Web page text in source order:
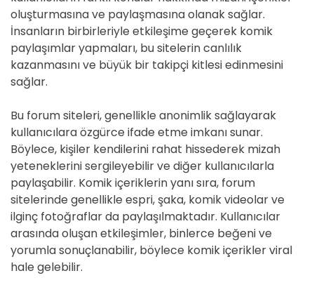
oluşturmasına ve paylaşmasına olanak sağlar.
İnsanların birbirleriyle etkileşime geçerek komik
paylaşımlar yapmaları, bu sitelerin canlılık
kazanmasını ve büyük bir takipçi kitlesi edinmesini
sağlar.
Bu forum siteleri, genellikle anonimlik sağlayarak
kullanıcılara özgürce ifade etme imkanı sunar.
Böylece, kişiler kendilerini rahat hissederek mizah
yeteneklerini sergileyebilir ve diğer kullanıcılarla
paylaşabilir. Komik içeriklerin yanı sıra, forum
sitelerinde genellikle espri, şaka, komik videolar ve
ilginç fotoğraflar da paylaşılmaktadır. Kullanıcılar
arasında oluşan etkileşimler, binlerce beğeni ve
yorumla sonuçlanabilir, böylece komik içerikler viral
hale gelebilir.